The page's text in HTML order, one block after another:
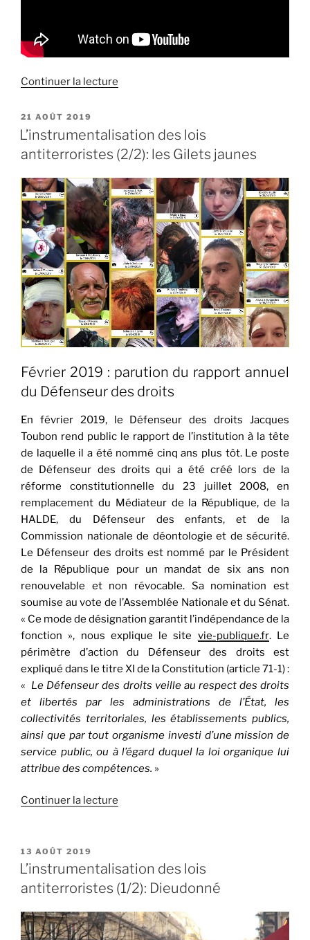
Continuer la lecture
« Chroniques
Hebdo »
sur
ma
biographie
de
Reichstadt »
PUBLIÉ
LE
21 AOÛT 2019
L’instrumentalisation des lois
antiterroristes (2/2): les Gilets jaunes
Février 2019 : parution du rapport annuel
du Défenseur des droits
En février 2019, le Défenseur des droits Jacques
Toubon rend public le rapport de l’institution à la tête
de laquelle il a été nommé cinq ans plus tôt. Le poste
de Défenseur des droits qui a été créé lors de la
réforme constitutionnelle du 23 juillet 2008, en
remplacement du Médiateur de la République, de la
HALDE, du Défenseur des enfants, et de la
Commission nationale de déontologie et de sécurité.
Le Défenseur des droits est nommé par le Président
de la République pour un mandat de six ans non
renouvelable et non révocable. Sa nomination est
soumise au vote de l’Assemblée Nationale et du Sénat.
« Ce mode de désignation garantit l’indépendance de la
fonction », nous explique le site vie-publique.fr. Le
périmètre d’action du Défenseur des droits est
expliqué dans le titre XI de la Constitution (article 71-1) :
« Le Défenseur des droits veille au respect des droits
et libertés par les administrations de l’État, les
collectivités territoriales, les établissements publics,
ainsi que par tout organisme investi d’une mission de
service public, ou à l’égard duquel la loi organique lui
attribue des compétences. »
Continuer la lecture
antiterroristes
(2/2):
les
Gilets
jaunes »
PUBLIÉ
LE
13 AOÛT 2019
L’instrumentalisation des lois
antiterroristes (1/2): Dieudonné